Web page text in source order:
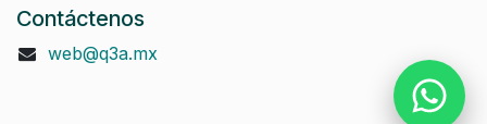
Contáctenos
web@q3a.mx